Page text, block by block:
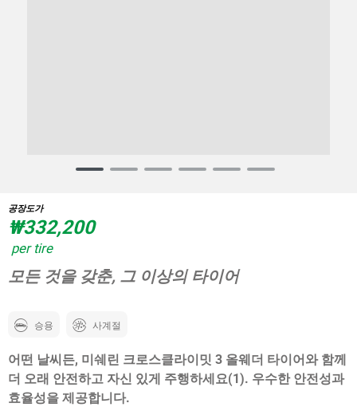
of
6
공장도가
₩332,200
per tire
모든 것을 갖춘, 그 이상의 타이어
승용 사계절
어떤 날씨든, 미쉐린 크로스클라이밋 3 올웨더 타이어와 함께
더 오래 안전하고 자신 있게 주행하세요(1). 우수한 안전성과
효율성을 제공합니다.